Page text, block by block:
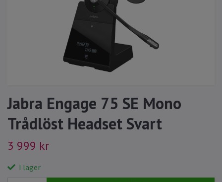
Jabra Engage 75 SE Mono
Trådlöst Headset Svart
3 999 kr
I lager